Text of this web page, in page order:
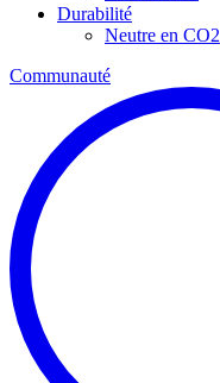
Durabilité
Neutre en CO2
Communauté